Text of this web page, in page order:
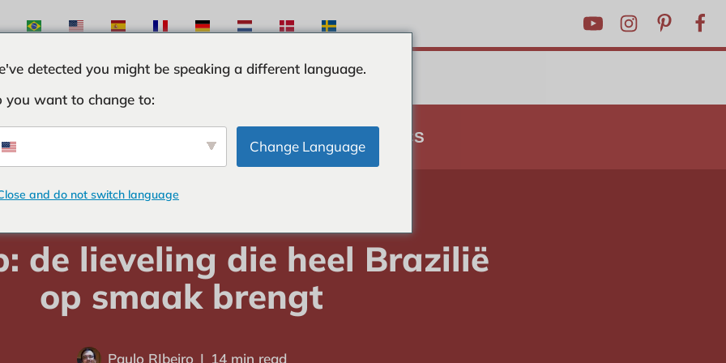
CURIOSITEITEN TIPS EN TRUCS
INGREDINTEN-Ketchup: de lieveling die heel Brazilië op smaak brengt
de lieveling die heel Brazilië
op smaak brengt
Paulo RIbeiro 14 min read
detected you might be speaking a different language.
you want to change to:
Change Language
and do not switch language